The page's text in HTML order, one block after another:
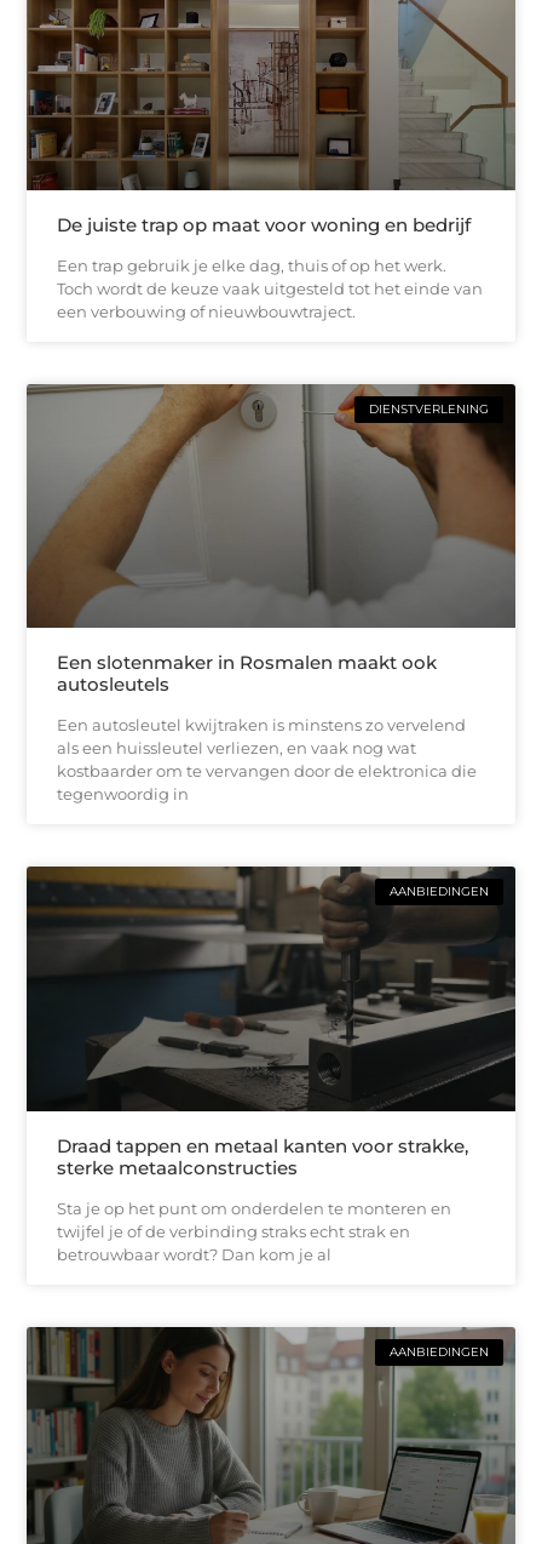
De juiste trap op maat voor woning en bedrijf
Een trap gebruik je elke dag, thuis of op het werk.
Toch wordt de keuze vaak uitgesteld tot het einde van
een verbouwing of nieuwbouwtraject.
DIENSTVERLENING
Een slotenmaker in Rosmalen maakt ook
autosleutels
Een autosleutel kwijtraken is minstens zo vervelend
als een huissleutel verliezen, en vaak nog wat
kostbaarder om te vervangen door de elektronica die
tegenwoordig in
AANBIEDINGEN
Draad tappen en metaal kanten voor strakke,
sterke metaalconstructies
Sta je op het punt om onderdelen te monteren en
twijfel je of de verbinding straks echt strak en
betrouwbaar wordt? Dan kom je al
AANBIEDINGEN